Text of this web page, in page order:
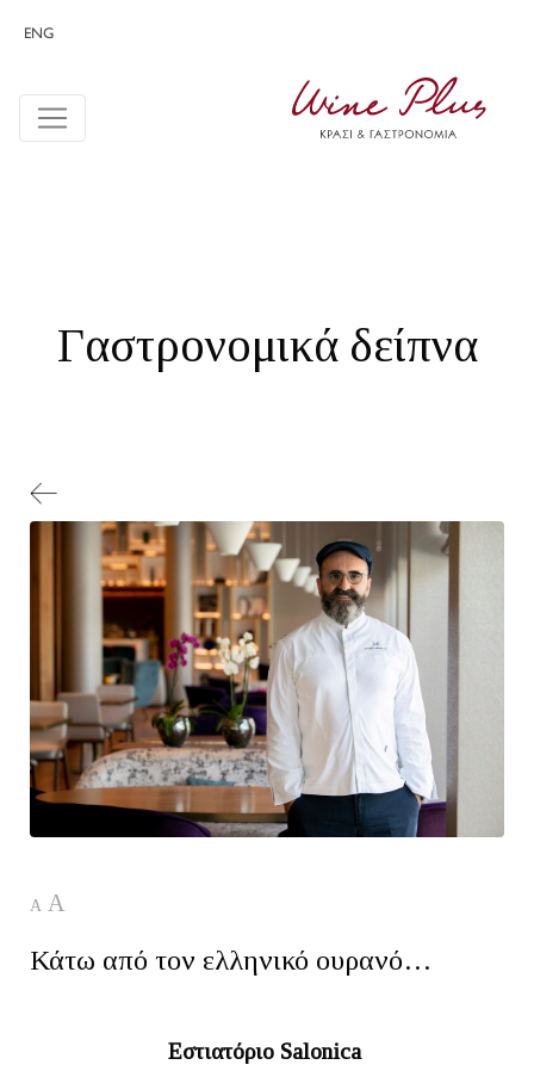
ENG
Γαστρονομικά δείπνα
A A
Κάτω από τον ελληνικό ουρανό…
Εστιατόριο Salonica